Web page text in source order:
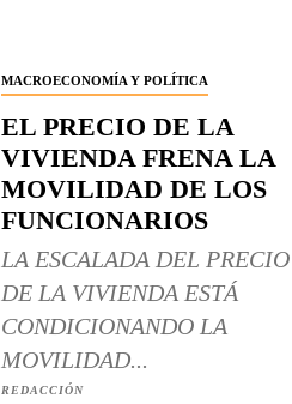
MACROECONOMÍA Y POLÍTICA
EL PRECIO DE LA
VIVIENDA FRENA LA
MOVILIDAD DE LOS
FUNCIONARIOS
LA ESCALADA DEL PRECIO
DE LA VIVIENDA ESTÁ
CONDICIONANDO LA
MOVILIDAD...
REDACCIÓN